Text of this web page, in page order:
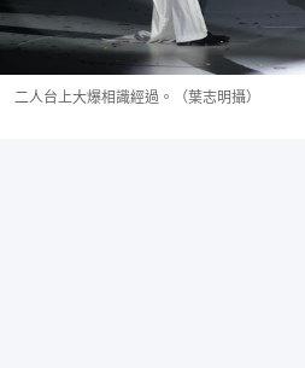
二人台上大爆相識經過。（葉志明攝）